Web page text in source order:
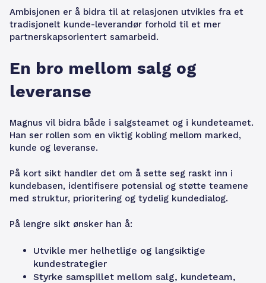
Ambisjonen er å bidra til at relasjonen utvikles fra et
tradisjonelt kunde-leverandør forhold til et mer
partnerskapsorientert samarbeid.
En bro mellom salg og
leveranse
Magnus vil bidra både i salgsteamet og i kundeteamet.
Han ser rollen som en viktig kobling mellom marked,
kunde og leveranse.
På kort sikt handler det om å sette seg raskt inn i
kundebasen, identifisere potensial og støtte teamene
med struktur, prioritering og tydelig kundedialog.
På lengre sikt ønsker han å:
Utvikle mer helhetlige og langsiktige
kundestrategier
Styrke samspillet mellom salg, kundeteam,